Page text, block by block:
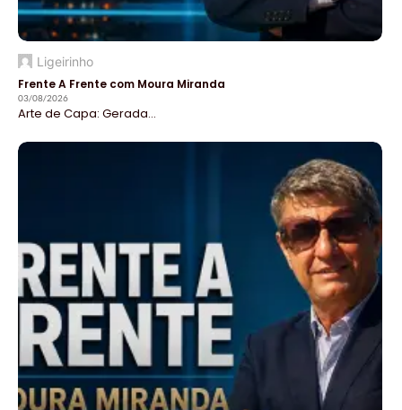
Ligeirinho
Frente A Frente com Moura Miranda
03/08/2026
Arte de Capa: Gerada...